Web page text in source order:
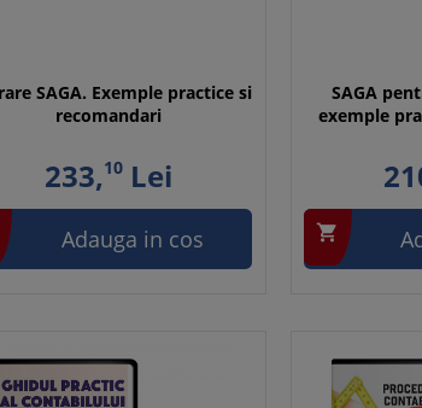
SAGA. Exemple practice si
recomandari
233,10Lei
Adauga in cos
SAGA
exemple
